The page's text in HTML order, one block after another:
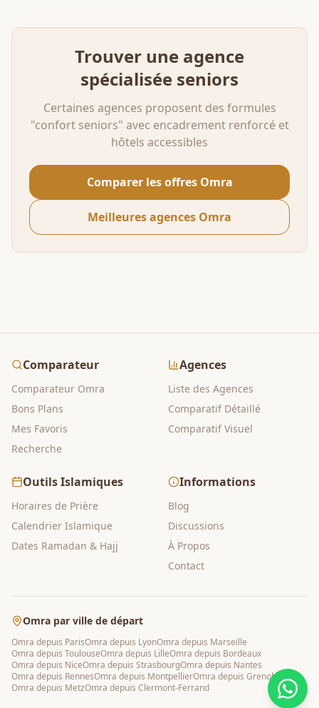
Trouver une agence
spécialisée seniors
Certaines agences proposent des formules
"confort seniors" avec encadrement renforcé et
hôtels accessibles
Comparer les offres Omra
Meilleures agences Omra
Comparateur
Comparateur Omra
Bons Plans
Mes Favoris
Recherche
Agences
Liste des Agences
Comparatif Détaillé
Comparatif Visuel
Outils Islamiques
Horaires de Prière
Calendrier Islamique
Dates Ramadan & Hajj
Informations
Blog
Discussions
À Propos
Contact
Omra par ville de départ
Omra depuis ParisOmra depuis LyonOmra depuis Marseille
Omra depuis ToulouseOmra depuis LilleOmra depuis Bordeaux
Omra depuis NiceOmra depuis StrasbourgOmra depuis Nantes
Omra depuis RennesOmra depuis MontpellierOmra depuis Grenoble
Omra depuis MetzOmra depuis Clermont-Ferrand